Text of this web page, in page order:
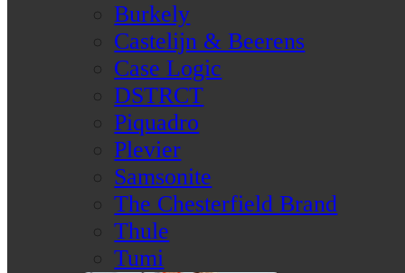
Burkely
Castelijn & Beerens
Case Logic
DSTRCT
Piquadro
Plevier
Samsonite
The Chesterfield Brand
Thule
Tumi